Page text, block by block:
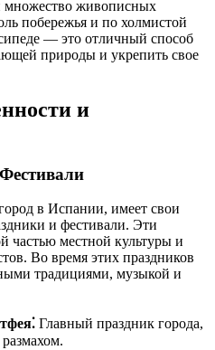
множество живописных
побережья и по холмистой
— это отличный способ
природы и укрепить свое
и
в Испании, имеет свои
и фестивали. Эти
частью местной культуры и
Во время этих праздников
традициями, музыкой и
Главный праздник города,